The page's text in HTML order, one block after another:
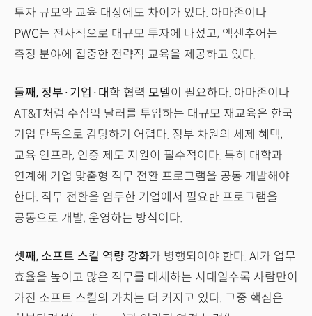
투자 규모와 교육 대상에도 차이가 있다. 아마존이나
PWC는 전사적으로 대규모 투자에 나섰고, 액센추어는
측정 분야에 집중한 전략적 교육을 제공하고 있다.
둘째, 정부·기업·대학 협력 모델이 필요하다. 아마존이나
AT&T처럼 수십억 달러를 투입하는 대규모 재교육은 한국
기업 단독으로 감당하기 어렵다. 정부 차원의 세제 혜택,
교육 인프라, 인증 제도 지원이 필수적이다. 특히 대학과
연계해 기업 맞춤형 직무 전환 프로그램을 공동 개발해야
한다. 직무 전환을 염두한 기업에서 필요한 프로그램을
공동으로 개발, 운영하는 방식이다.
셋째, 소프트 스킬 역량 강화가 병행되어야 한다. AI가 업무
효율을 높이고 많은 직무를 대체하는 시대일수록 사람만이
가진 소프트 스킬의 가치는 더 커지고 있다. 그중 핵심은